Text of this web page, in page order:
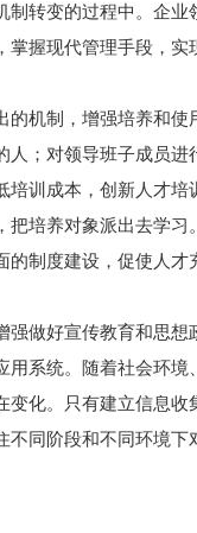
制转变的过程中。企
掌握现代管理手段，
的机制，增强培养和
人；对领导班子成员
培训成本，创新人才
把培养对象派出去学
的制度建设，促使人才
强做好宣传教育和思
用系统。随着社会环
变化。只有建立信息
不同阶段和不同环境